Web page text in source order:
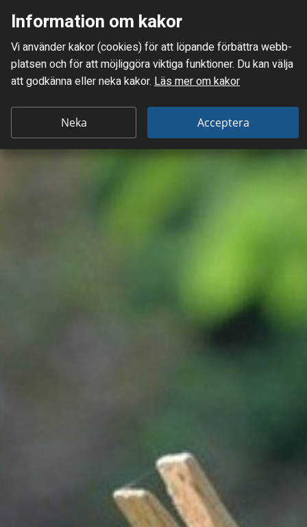
Mellanskånes Renhållnings AB
Information om kakor
Vi använder kakor (cookies) för att löpande förbättra webb­
platsen och för att möjlig­göra viktiga funktioner. Du kan välja
att godkänna eller neka kakor. Läs mer om kakor
Neka Acceptera